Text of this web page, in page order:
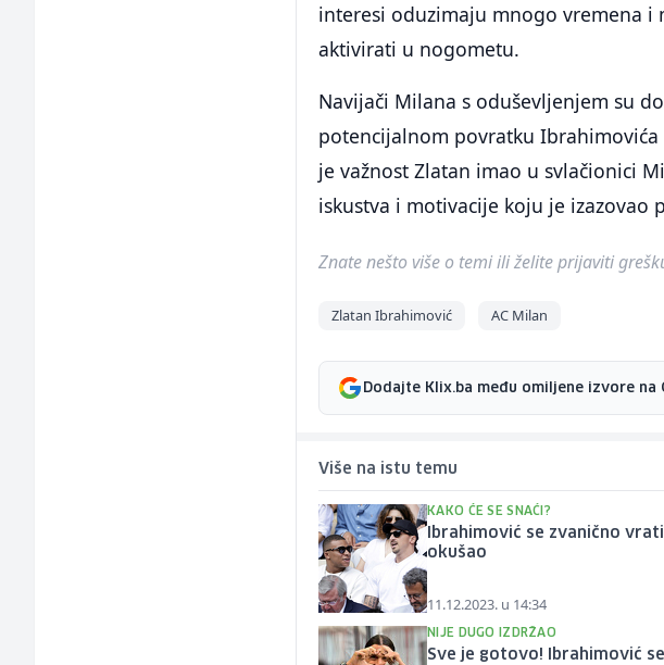
interesi oduzimaju mnogo vremena i
aktivirati u nogometu.
Navijači Milana s oduševljenjem su
potencijalnom povratku
je važnost Zlatan imao u svlačionici
iskustva i motivacije koju je izazovao
Znate nešto više o temi ili želite prijaviti
Zlatan Ibrahimović AC Milan
Dodajte Klix.ba među omiljene izvore na
Više na istu temu
KAKO ĆE SE SNAĆI?
Ibrahimović se zvanično
okušao
11.12.2023. u 14:34
NIJE DUGO IZDRŽAO
Sve je gotovo! Ibrahimović